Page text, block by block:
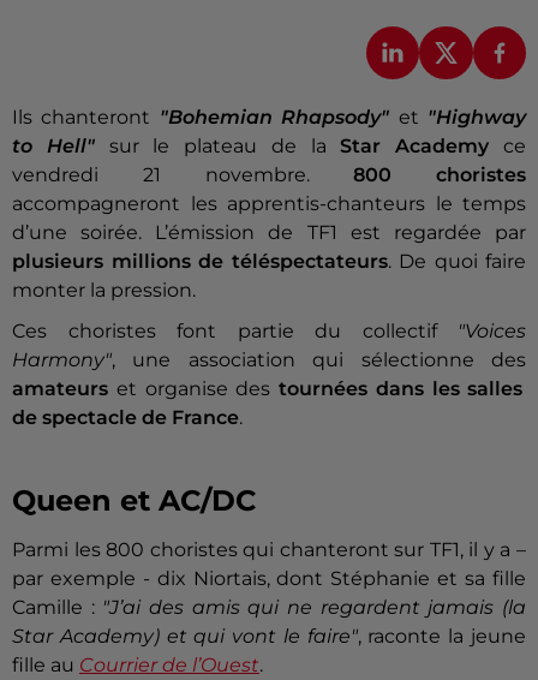
Ils chanteront "Bohemian Rhapsody" et "Highway
to Hell"sur le plateau de laStar Academy ce
vendredi 21 novembre.800 choristes
accompagneront les apprentis-chanteurs le temps
d’une soirée. L’émission de TF1 est regardée par
plusieurs millions de téléspectateurs. De quoi faire
monter la pression.
Ces choristes font partie du collectif
"Voices
Harmony", une association qui sélectionne des
amateurs et organise des tournées dans les salles
de spectacle de France.
Queen et AC/DC
Parmi les 800 choristes qui chanteront sur TF1, il y a –
par exemple - dix Niortais, dont Stéphanie et sa fille
Camille : "J’ai des amis qui ne regardent jamais (la
Star Academy) et qui vont le faire", raconte la jeune
fille au Courrier de l’Ouest.